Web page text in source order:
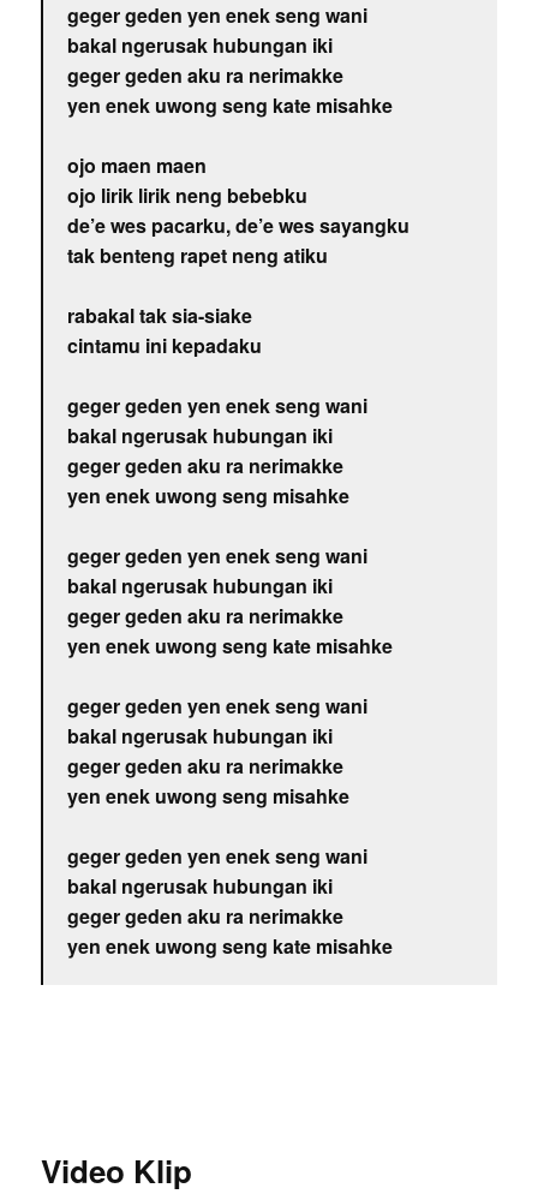
geger geden yen enek seng wani
bakal ngerusak hubungan iki
geger geden aku ra nerimakke
yen enek uwong seng kate misahke
ojo maen maen
ojo lirik lirik neng bebebku
de’e wes pacarku, de’e wes sayangku
tak benteng rapet neng atiku
rabakal tak sia-siake
cintamu ini kepadaku
geger geden yen enek seng wani
bakal ngerusak hubungan iki
geger geden aku ra nerimakke
yen enek uwong seng misahke
geger geden yen enek seng wani
bakal ngerusak hubungan iki
geger geden aku ra nerimakke
yen enek uwong seng kate misahke
geger geden yen enek seng wani
bakal ngerusak hubungan iki
geger geden aku ra nerimakke
yen enek uwong seng misahke
geger geden yen enek seng wani
bakal ngerusak hubungan iki
geger geden aku ra nerimakke
yen enek uwong seng kate misahke
Video Klip